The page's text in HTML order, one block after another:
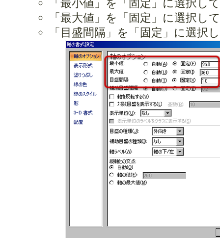
「最小値」を「固定」に選択し
「最大値」を「固定」に選択し
「目盛間隔」を「固定」に選択